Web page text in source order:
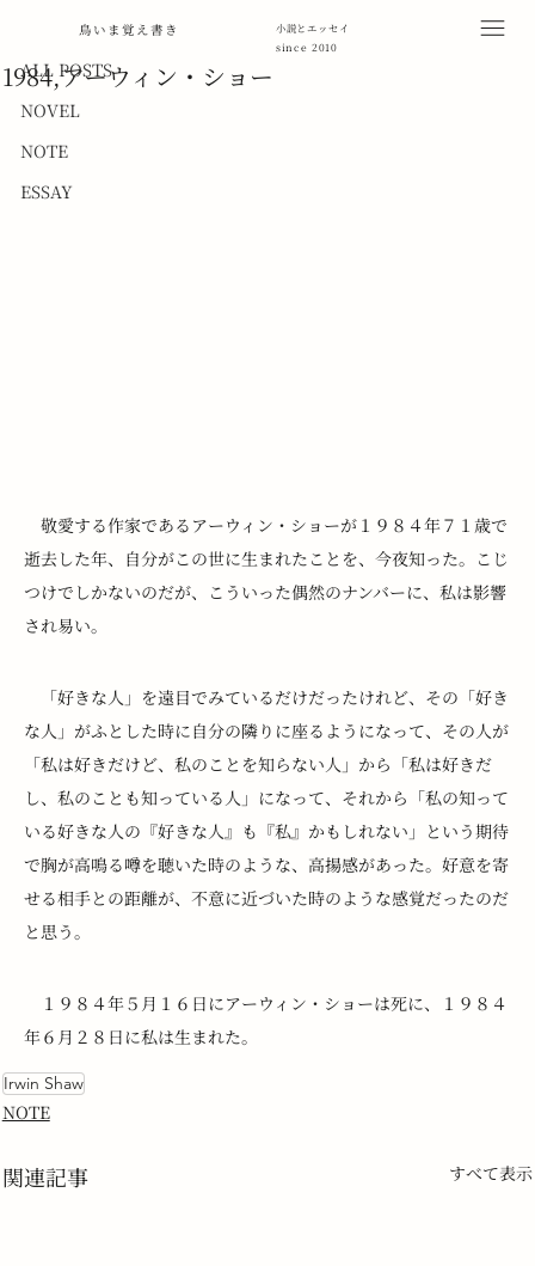
鳥いま覚え書き
小説とエッセイ
since 2010
ALL POSTS
NOVEL
NOTE
ESSAY
ALL POSTS
1984,アーウィン・ショー
敬愛する作家であるアーウィン・ショーが１９８４年７１歳で
逝去した年、自分がこの世に生まれたことを、今夜知った。こじ
つけでしかないのだが、こういった偶然のナンバーに、私は影響
され易い。
「好きな人」を遠目でみているだけだったけれど、その「好き
な人」がふとした時に自分の隣りに座るようになって、その人が
「私は好きだけど、私のことを知らない人」から「私は好きだ
し、私のことも知っている人」になって、それから「私の知って
いる好きな人の『好きな人』も『私』かもしれない」という期待
で胸が高鳴る噂を聴いた時のような、高揚感があった。好意を寄
せる相手との距離が、不意に近づいた時のような感覚だったのだ
と思う。
１９８４年５月１６日にアーウィン・ショーは死に、１９８４
年６月２８日に私は生まれた。
Irwin Shaw
NOTE
関連記事 すべて表示